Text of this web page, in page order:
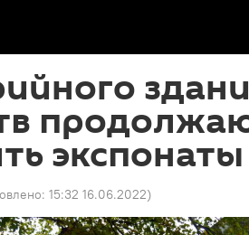
экспонаты
15:32 16.06.2022)